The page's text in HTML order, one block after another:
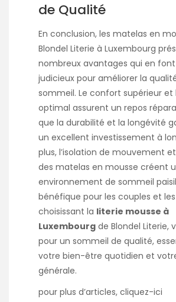
de Qualité
En conclusion, les matelas en
Blondel Literie à Luxembourg
nombreux avantages qui en
judicieux pour améliorer la
sommeil. Le confort supérieur et
optimal assurent un repos
que la durabilité et la longévité
un excellent investissement à
plus, l’isolation de mouvement
des matelas en mousse créent
environnement de sommeil
bénéfique pour les couples et
choisissant la literie mousse à
Luxembourg de Blondel Literie,
pour un sommeil de qualité,
votre bien-être quotidien et
générale.
pour plus d’articles, cliquez-ici